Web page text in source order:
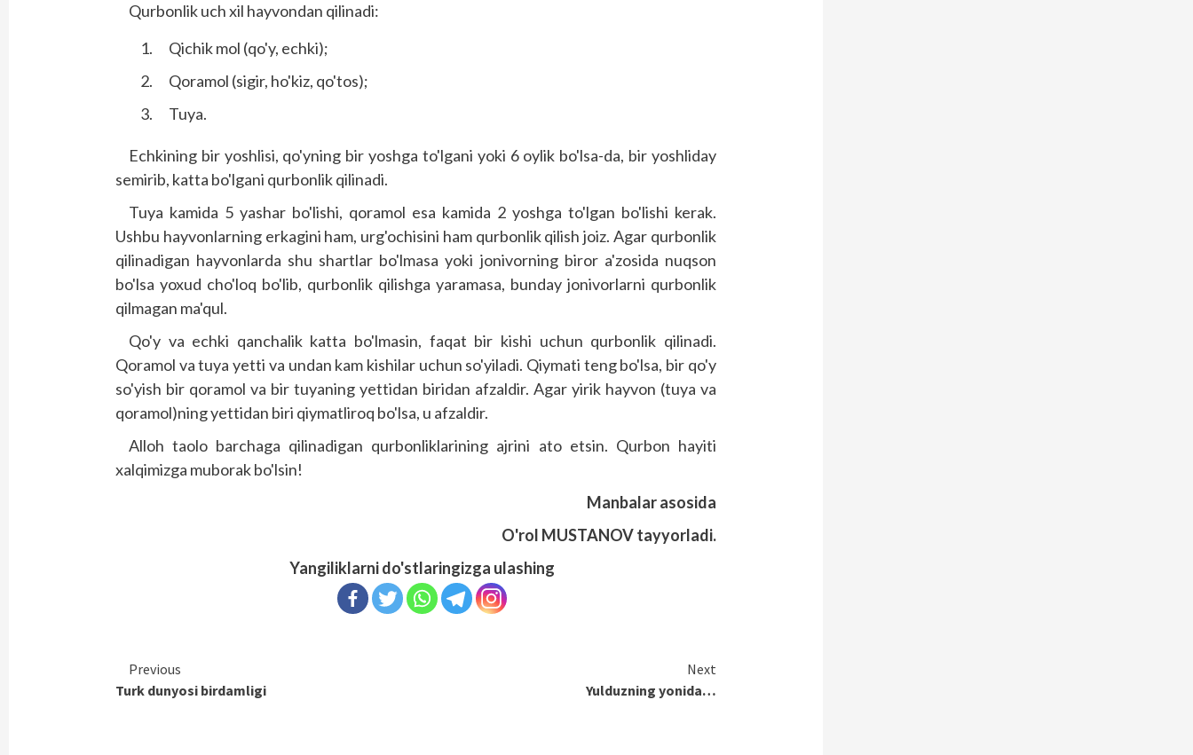
Qurbonlik uch xil hayvondan qilinadi:
Qichik mol (qo'y, echki);
Qoramol (sigir, ho'kiz, qo'tos);
Tuya.
Echkining bir yoshlisi, qo'yning bir yoshga to'lgani yoki 6 oylik bo'lsa-da, bir yoshliday
semirib, katta bo'lgani qurbonlik qilinadi.
Tuya kamida 5 yashar bo'lishi, qoramol esa kamida 2 yoshga to'lgan bo'lishi kerak.
Ushbu hayvonlarning erkagini ham, urg'ochisini ham qurbonlik qilish joiz. Agar qurbonlik
qilinadigan hayvonlarda shu shartlar bo'lmasa yoki jonivorning biror a'zosida nuqson
bo'lsa yoxud cho'loq bo'lib, qurbonlik qilishga yaramasa, bunday jonivorlarni qurbonlik
qilmagan ma'qul.
Qo'y va echki qanchalik katta bo'lmasin, faqat bir kishi uchun qurbonlik qilinadi.
Qoramol va tuya yetti va undan kam kishilar uchun so'yiladi. Qiymati teng bo'lsa, bir qo'y
so'yish bir qoramol va bir tuyaning yettidan biridan afzaldir. Agar yirik hayvon (tuya va
qoramol)ning yettidan biri qiymatliroq bo'lsa, u afzaldir.
Alloh taolo barchaga qilinadigan qurbonliklarining ajrini ato etsin. Qurbon hayiti
xalqimizga muborak bo'lsin!
Manbalar asosida
O'rol MUSTANOV tayyorladi.
Yangiliklarni do'stlaringizga ulashing
Continue
Reading
Previous
Turk dunyosi birdamligi
Next
Yulduzning yonida…